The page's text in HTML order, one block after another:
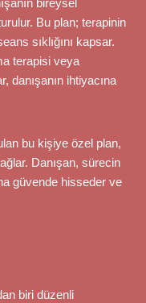
bireysel
Bu plan; terapinin
sıklığını kapsar.
terapisi veya
danışanın ihtiyacına
bu kişiye özel plan,
Danışan, sürecin
güvende hisseder ve
biri düzenli